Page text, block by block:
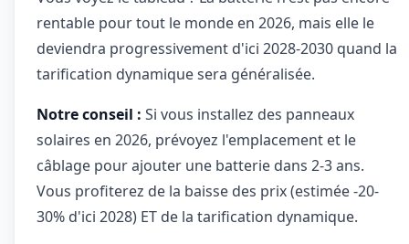
rentable pour tout le monde en 2026, mais elle le
deviendra progressivement d'ici 2028-2030 quand la
tarification dynamique sera généralisée.
Notre conseil : Si vous installez des panneaux
solaires en 2026, prévoyez l'emplacement et le
câblage pour ajouter une batterie dans 2-3 ans.
Vous profiterez de la baisse des prix (estimée -20-
30% d'ici 2028) ET de la tarification dynamique.